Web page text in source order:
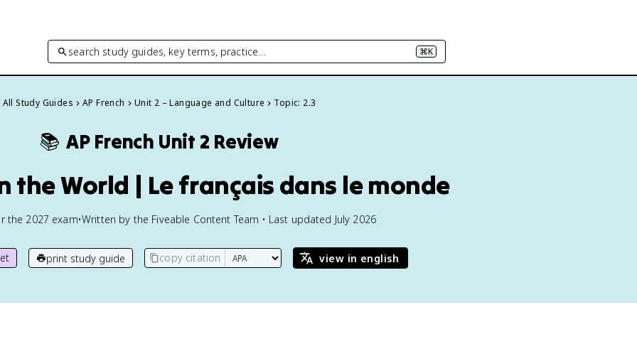
search study guides, key terms, practice… ⌘K
All Study Guides AP French Unit 2 – Language and Culture Topic: 2.3
📚 AP French Unit 2 Review
the World | Le français dans le monde
the 2027 exam•Written by the Fiveable Content Team • Last updated July 2026
print study guide copy citation view in english